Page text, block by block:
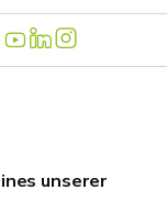
unserer